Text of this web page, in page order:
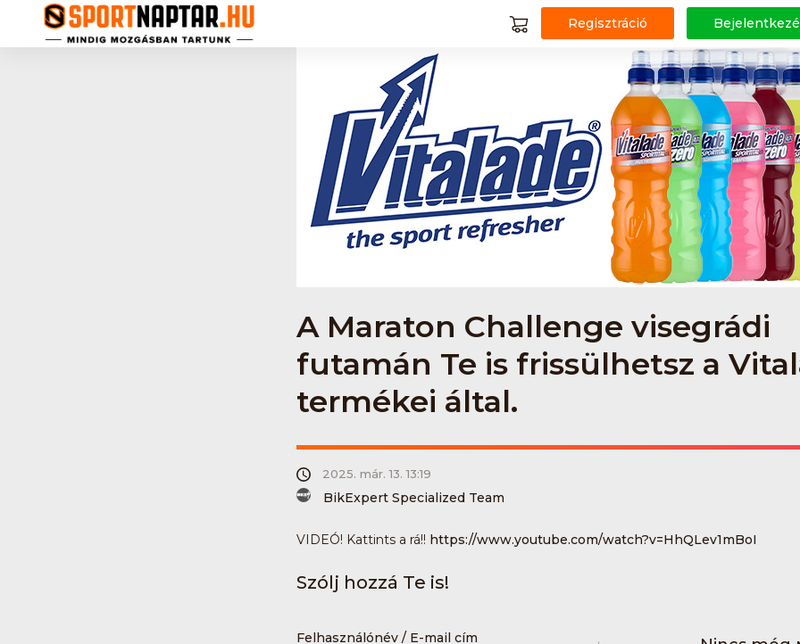
Regisztráció
A Maraton Challenge visegrádi
futamán Te is frissülhetsz a
termékei által.
2025. már. 13. 13:19
BikExpert Specialized Team
VIDEÓ! Kattints a rá!! https://www.youtube.com/watch?v=HhQLev1mBoI
Szólj hozzá Te is!
Felhasználónév / E-mail cím